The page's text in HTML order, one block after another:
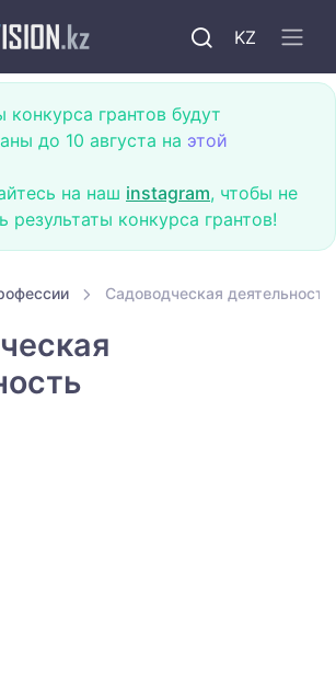
KZ
конкурса грантов будут
до 10 августа на этой
на наш instagram, чтобы не
результаты конкурса грантов!
Садоводческая деятельность